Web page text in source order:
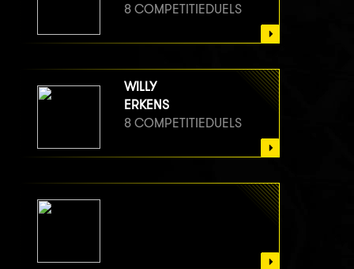
8 COMPETITIEDUELS
WILLY
ERKENS
8 COMPETITIEDUELS